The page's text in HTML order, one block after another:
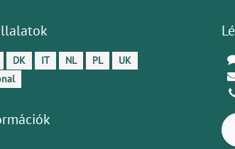
DK IT NL PL
UK